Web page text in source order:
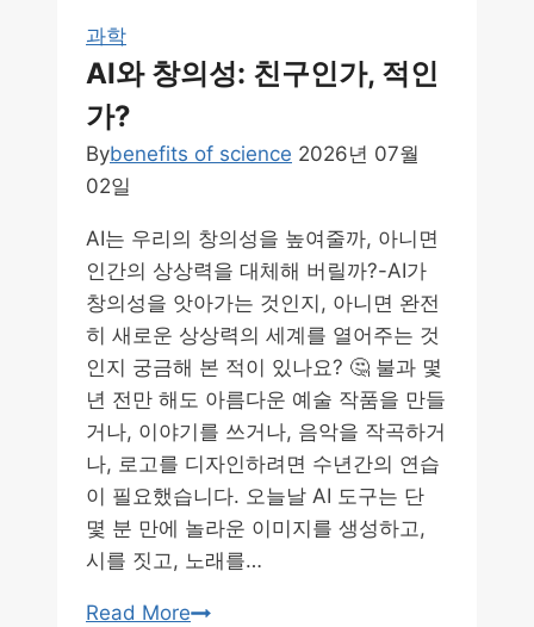
스
아
과학
AI와 창의성: 친구인가, 적인
가?
Bybenefits of science 2026년 07월
02일
AI는 우리의 창의성을 높여줄까, 아니면
인간의 상상력을 대체해 버릴까?-AI가
창의성을 앗아가는 것인지, 아니면 완전
히 새로운 상상력의 세계를 열어주는 것
인지 궁금해 본 적이 있나요? 🤔 불과 몇
년 전만 해도 아름다운 예술 작품을 만들
거나, 이야기를 쓰거나, 음악을 작곡하거
나, 로고를 디자인하려면 수년간의 연습
이 필요했습니다. 오늘날 AI 도구는 단
몇 분 만에 놀라운 이미지를 생성하고,
시를 짓고, 노래를…
Read MoreAI